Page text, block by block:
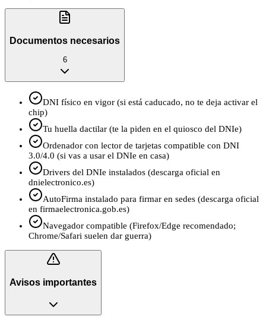
Documentos necesarios
6
DNI físico en vigor (si está caducado, no te deja activar el
chip)
Tu huella dactilar (te la piden en el quiosco del DNIe)
Ordenador con lector de tarjetas compatible con DNI
3.0/4.0 (si vas a usar el DNIe en casa)
Drivers del DNIe instalados (descarga oficial en
dnielectronico.es)
AutoFirma instalado para firmar en sedes (descarga oficial
en firmaelectronica.gob.es)
Navegador compatible (Firefox/Edge recomendado;
Chrome/Safari suelen dar guerra)
Avisos importantes